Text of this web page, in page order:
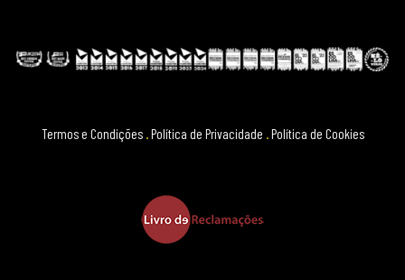
Termos e Condições .Política de Privacidade .Política de Cookies